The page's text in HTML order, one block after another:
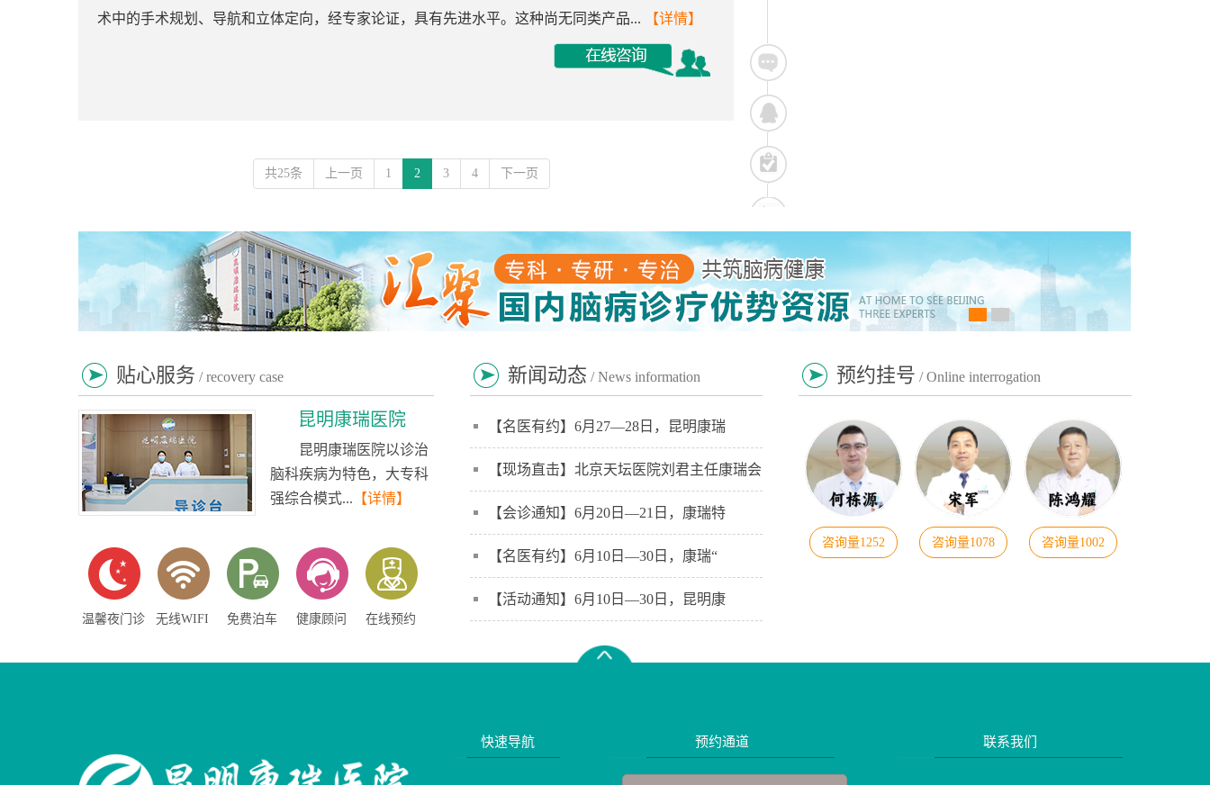
术中的手术规划、导航和立体定向，经专家论证，具有先进水平。这种尚无同类产品...
【详情】
共25条 上一页 1 2 3 4 下一页
贴心服务 / recovery case
昆明康瑞医院
昆明康瑞医院以诊治
脑科疾病为特色，大专科
强综合模式... 【详情】
温馨夜门诊 无线WIFI 免费泊车 健康顾问 在线预约
新闻动态 / News information
【名医有约】6月27—28日，昆明康瑞
【现场直击】北京天坛医院刘君主任康瑞会
【会诊通知】6月20日—21日，康瑞特
【名医有约】6月10日—30日，康瑞“
【活动通知】6月10日—30日，昆明康
预约挂号 / Online interrogation
咨询量1252 咨询量1078 咨询量1002
快速导航 预约通道 联系我们